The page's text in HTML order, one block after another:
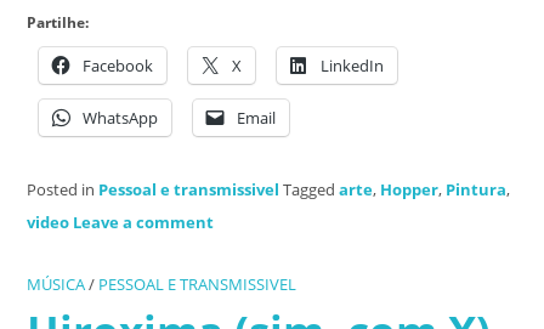
Partilhe:
Facebook X LinkedIn
WhatsApp Email
Posted in Pessoal e transmissivel Taggedarte, Hopper, Pintura,
video Leave a comment
MÚSICA/ PESSOAL E TRANSMISSIVEL